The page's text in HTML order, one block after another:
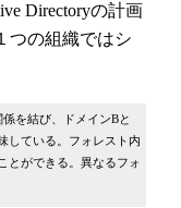
Directoryの計画
つの組織ではシ
を結び、ドメインBと
している。フォレスト内
とができる。異なるフォ